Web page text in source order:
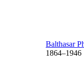
Balthasar
1864–1946